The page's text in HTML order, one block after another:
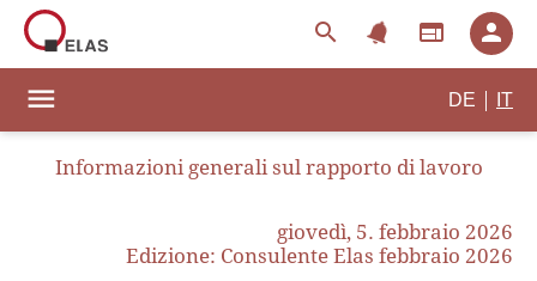
search notifications web person
menu DE IT
Informazioni generali sul rapporto di lavoro
giovedì, 5. febbraio 2026
Edizione: Consulente Elas febbraio 2026